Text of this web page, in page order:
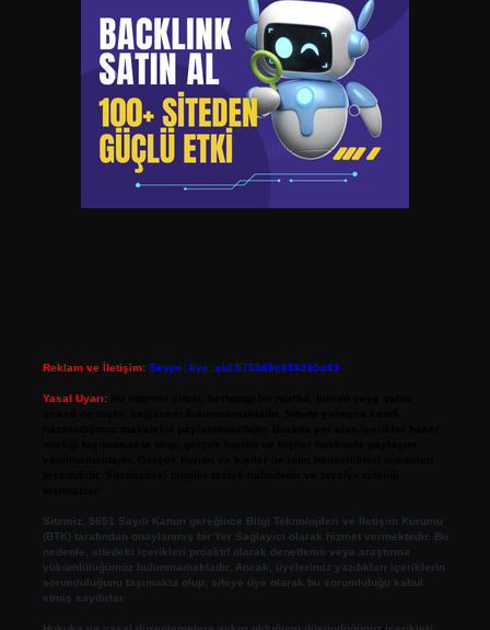
Reklam ve İletişim: Skype: live:.cid.575569c608265c69
Yasal Uyarı:
Sitemiz, 5651 Sayılı Kanun gereğince Bilgi Teknolojileri ve İletişim Kurumu
(BTK) tarafından onaylanmış bir Yer Sağlayıcı olarak hizmet vermektedir. Bu
nedenle, sitedeki içerikleri proaktif olarak denetleme veya araştırma
yükümlülüğümüz bulunmamaktadır. Ancak, üyelerimiz yazdıkları içeriklerin
sorumluluğunu taşımakta olup, siteye üye olarak bu sorumluluğu kabul
etmiş sayılırlar.